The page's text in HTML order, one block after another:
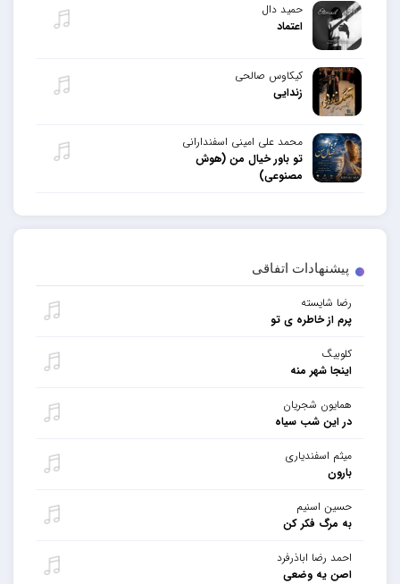
پیشنهادات اتفاقی
رضا شایسته
پرم از خاطره ی تو
کلوبیگ
اینجا شهر منه
همایون شجریان
در این شب سیاه
میثم اسفندیاری
بارون
حسین اسنیم
به مرگ فکر کن
احمد رضا اباذرفرد
اصن یه وضعی
حمید دال
اعتماد
کیکاوس صالحی
زندایی
محمد علی امینی اسفندارانی
تو باور خیال من (هوش
مصنوعی)